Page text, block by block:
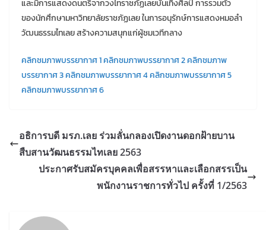
และมีการแสดงดนตรีจากวงไทราชภัฏเลยบันเทิงศิลป์ การรวมตัว
ของนักศึกษามหาวิทยาลัยราชภัฏเลย ในการอนุรักษ์การแสดงหมอลำ
วัฒนธรรมไทเลย สร้างความสนุกแก่ผู้ชมเวทีกลาง
คลิกชมภาพบรรยากาศ 1คลิกชมภาพบรรยากาศ 2คลิกชมภาพ
บรรยากาศ 3คลิกชมภาพบรรยากาศ 4คลิกชมภาพบรรยากาศ 5
คลิกชมภาพบรรยากาศ 6
อธิการบดี มรภ.เลย ร่วมลั่นกลองเปิดงานดอกฝ้ายบาน
สืบสานวัฒนธรรมไทเลย 2563
ประกาศรับสมัครบุคคลเพื่อสรรหาและเลือกสรรเป็น
พนักงานราชการทั่วไป ครั้งที่ 1/2563